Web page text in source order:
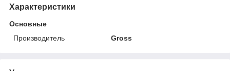
Характеристики
Основные
Производитель
Gross